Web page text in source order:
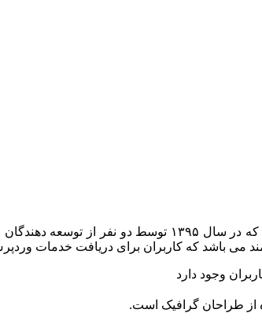
ابزار وردپرس یکی از ارائه دهندگان بزرگ خدمات
می باشد که کاربران برای دریافت خدمات
وجود دارد
از طراحان گرافیک است.